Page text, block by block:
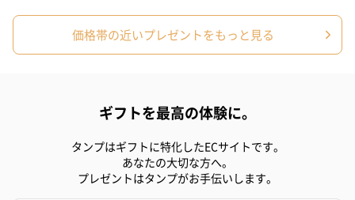
価格帯の近いプレゼントをもっと見る
ギフトを最高の体験に。
タンプはギフトに特化したECサイトです。
あなたの大切な方へ。
プレゼントはタンプがお手伝いします。